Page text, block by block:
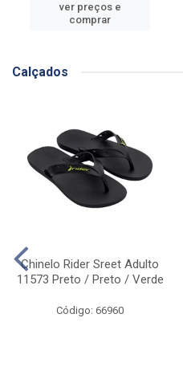
ver preços e
comprar
Calçados
Chinelo Rider Sreet Adulto
11573 Preto / Preto / Verde
Código: 66960